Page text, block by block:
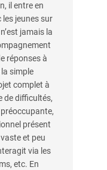
il entre en
les jeunes sur
jamais la
réponses à
simple
complet à
de difficultés,
présent
et peu
via les
etc. En